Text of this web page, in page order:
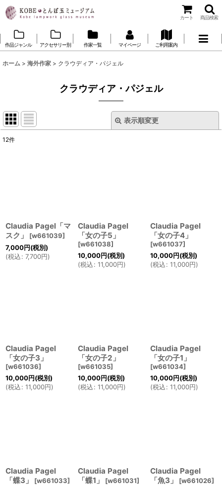
カート 商品検索
作品ジャンル アクセサリー別 作家一覧 マイページ ご利用案内
ホーム > 海外作家 > クラウディア・パジェル
クラウディア・パジェル
表示順変更
12件
Claudia Pagel「マ
スク」
[w661039]
7,000円(税別)
(税込: 7,700円)
Claudia Pagel
「女の子5」
[w661038]
10,000円(税別)
(税込: 11,000円)
Claudia Pagel
「女の子4」
[w661037]
10,000円(税別)
(税込: 11,000円)
Claudia Pagel
「女の子3」
[w661036]
10,000円(税別)
(税込: 11,000円)
Claudia Pagel
「女の子2」
[w661035]
10,000円(税別)
(税込: 11,000円)
Claudia Pagel
「女の子1」
[w661034]
10,000円(税別)
(税込: 11,000円)
Claudia Pagel
「蝶3」
[w661033]
Claudia Pagel
「蝶1」
[w661031]
Claudia Pagel
「魚3」
[w661026]